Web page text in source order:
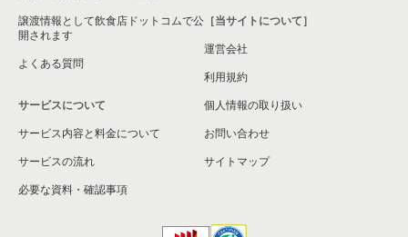
三浦市の飲食店の居抜き売却物件の案件一覧
藤沢市の飲食店の居抜き売却物件の案件一覧
横浜市栄区の飲食店の居抜き売却物件の案件一覧
譲渡情報として飲食店ドットコムで公
開されます
よくある質問
サービスについて
サービス内容と料金について
サービスの流れ
必要な資料・確認事項
［当サイトについて］
運営会社
利用規約
個人情報の取り扱い
お問い合わせ
サイトマップ